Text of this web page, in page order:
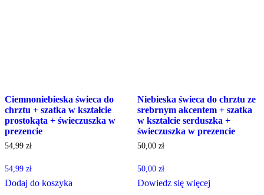
Ciemnoniebieska świeca do
chrztu + szatka w kształcie
prostokąta + świeczuszka w
prezencie
54,99 zł
54,99 zł
Dodaj do koszyka
Niebieska świeca do chrztu ze
srebrnym akcentem + szatka
w kształcie serduszka +
świeczuszka w prezencie
50,00 zł
50,00 zł
Dowiedz się więcej